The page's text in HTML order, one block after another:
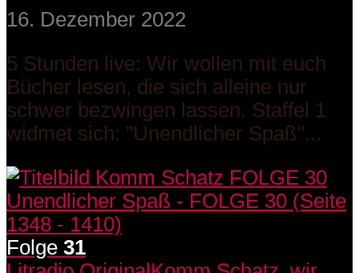
16. Dezember 2022
5 Stunden live: Wir wollen mit euch
Bücher lesen, die sich alleine nur
schwer bezwingen lassen. Staffel 1
widmet sich: "Unendlicher Spaß"...
Folge 31